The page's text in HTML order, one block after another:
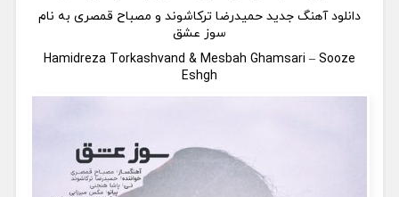
دانلود آهنگ جدید حمیدرضا ترکاشوند و مصباح قمصری به نام
سوز عشق
Hamidreza Torkashvand & Mesbah Ghamsari – Sooze
Eshgh